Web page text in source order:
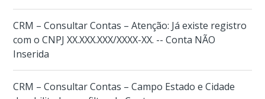
CRM – Consultar Contas – Atenção: Já existe registro
com o CNPJ XX.XXX.XXX/XXXX-XX. -- Conta NÃO
Inserida
CRM – Consultar Contas – Campo Estado e Cidade